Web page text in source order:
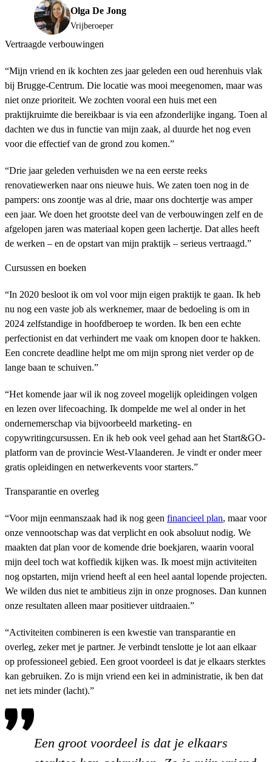
Olga De Jong
Vrijberoeper
Vertraagde verbouwingen
“Mijn vriend en ik kochten zes jaar geleden een oud herenhuis vlak
bij Brugge-Centrum. Die locatie was mooi meegenomen, maar was
niet onze prioriteit. We zochten vooral een huis met een
praktijkruimte die bereikbaar is via een afzonderlijke ingang. Toen al
dachten we dus in functie van mijn zaak, al duurde het nog even
voor die effectief van de grond zou komen.”
“Drie jaar geleden verhuisden we na een eerste reeks
renovatiewerken naar ons nieuwe huis. We zaten toen nog in de
pampers: ons zoontje was al drie, maar ons dochtertje was amper
een jaar. We doen het grootste deel van de verbouwingen zelf en de
afgelopen jaren was materiaal kopen geen lachertje. Dat alles heeft
de werken – en de opstart van mijn praktijk – serieus vertraagd.”
Cursussen en boeken
“In 2020 besloot ik om vol voor mijn eigen praktijk te gaan. Ik heb
nu nog een vaste job als werknemer, maar de bedoeling is om in
2024 zelfstandige in hoofdberoep te worden. Ik ben een echte
perfectionist en dat verhindert me vaak om knopen door te hakken.
Een concrete deadline helpt me om mijn sprong niet verder op de
lange baan te schuiven.”
“Het komende jaar wil ik nog zoveel mogelijk opleidingen volgen
en lezen over lifecoaching. Ik dompelde me wel al onder in het
ondernemerschap via bijvoorbeeld marketing- en
copywritingcursussen. En ik heb ook veel gehad aan het Start&GO-
platform van de provincie West-Vlaanderen. Je vindt er onder meer
gratis opleidingen en netwerkevents voor starters.”
Transparantie en overleg
“Voor mijn eenmanszaak had ik nog geen financieel plan, maar voor
onze vennootschap was dat verplicht en ook absoluut nodig. We
maakten dat plan voor de komende drie boekjaren, waarin vooral
mijn deel toch wat koffiedik kijken was. Ik moest mijn activiteiten
nog opstarten, mijn vriend heeft al een heel aantal lopende projecten.
We wilden dus niet te ambitieus zijn in onze prognoses. Dan kunnen
onze resultaten alleen maar positiever uitdraaien.”
“Activiteiten combineren is een kwestie van transparantie en
overleg, zeker met je partner. Je verbindt tenslotte je lot aan elkaar
op professioneel gebied. Een groot voordeel is dat je elkaars sterktes
kan gebruiken. Zo is mijn vriend een kei in administratie, ik ben dat
net iets minder (lacht).”
Een groot voordeel is dat je elkaars